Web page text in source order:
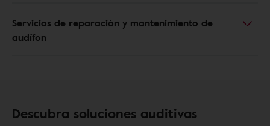
Servicios de reparación y mantenimiento de
audífon
Descubra soluciones auditivas